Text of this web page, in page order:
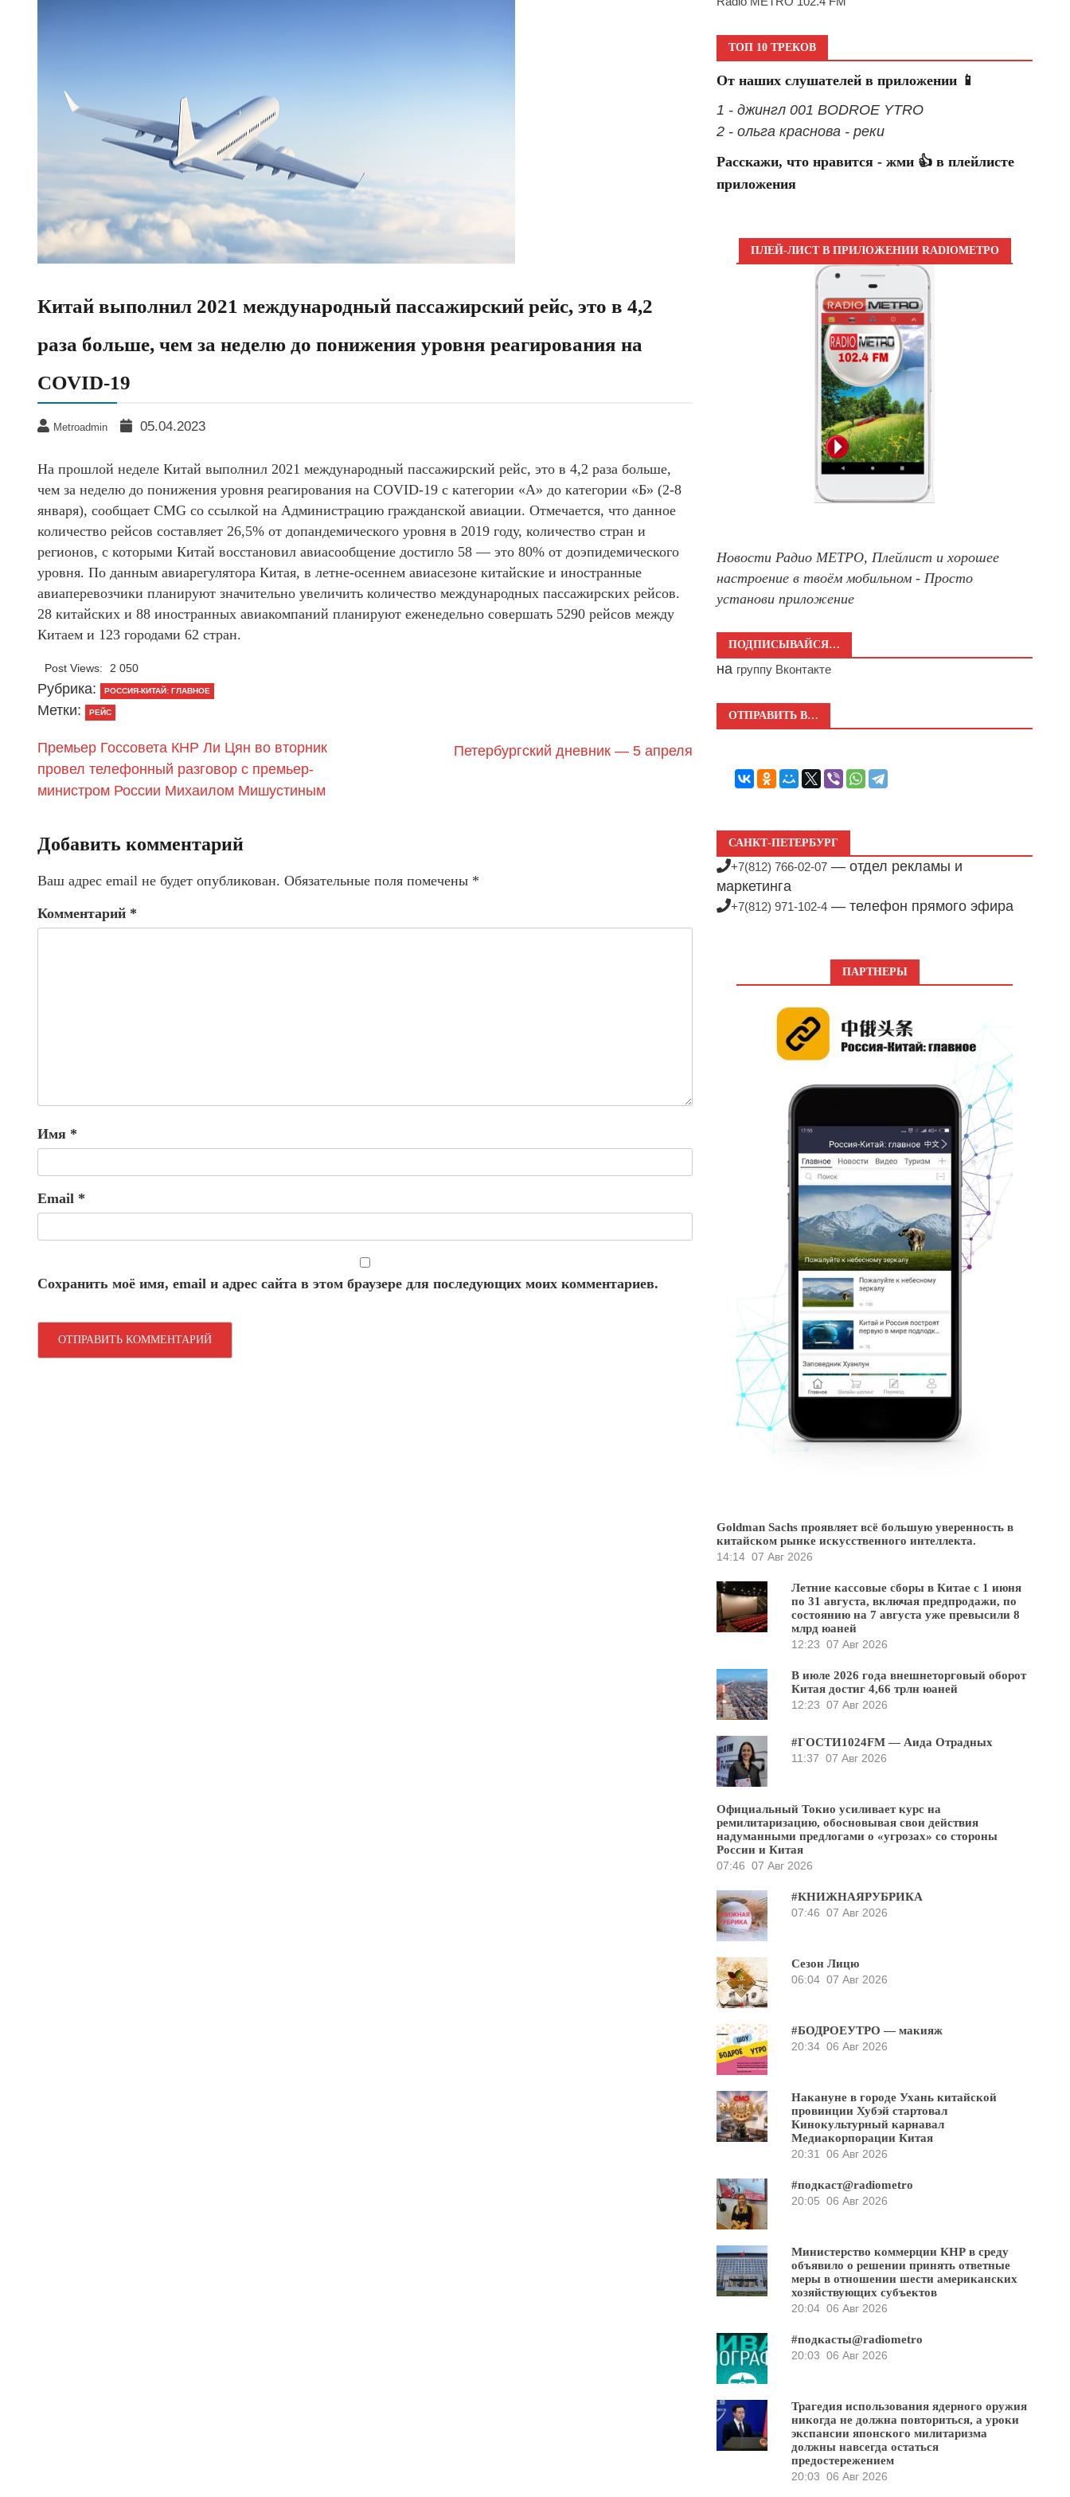
Китай выполнил 2021 международный пассажирский рейс, это в 4,2
раза больше, чем за неделю до понижения уровня реагирования на
COVID-19
Metroadmin 05.04.2023
На прошлой неделе Китай выполнил 2021 международный пассажирский рейс, это в 4,2 раза больше,
чем за неделю до понижения уровня реагирования на COVID-19 с категории «А» до категории «Б» (2-8
января), сообщает CMG со ссылкой на Администрацию гражданской авиации. Отмечается, что данное
количество рейсов составляет 26,5% от допандемического уровня в 2019 году, количество стран и
регионов, с которыми Китай восстановил авиасообщение достигло 58 — это 80% от доэпидемического
уровня. По данным авиарегулятора Китая, в летне-осеннем авиасезоне китайские и иностранные
авиаперевозчики планируют значительно увеличить количество международных пассажирских рейсов.
28 китайских и 88 иностранных авиакомпаний планируют еженедельно совершать 5290 рейсов между
Китаем и 123 городами 62 стран.
Post Views: 2 050
Рубрика: РОССИЯ-КИТАЙ: ГЛАВНОЕ
Метки: РЕЙС
Премьер Госсовета КНР Ли Цян во вторник
провел телефонный разговор с премьер-
министром России Михаилом Мишустиным
Петербургский дневник — 5 апреля
Добавить комментарий
Ваш адрес email не будет опубликован. Обязательные поля помечены *
Комментарий *
Имя *
Email *
Сохранить моё имя, email и адрес сайта в этом браузере для последующих моих комментариев.
ТОП 10 ТРЕКОВ
От наших слушателей в приложении 📱
1 - джингл 001 BODROE YTRO
2 - ольга краснова - реки
Расскажи, что нравится - жми 👍 в плейлисте
приложения
ПЛЕЙ-ЛИСТ В ПРИЛОЖЕНИИ RADIOМЕТРО
Новости Радио МЕТРО, Плейлист и хорошее
настроение в твоём мобильном - Просто
установи приложение
ПОДПИСЫВАЙСЯ…
на группу Вконтакте
ОТПРАВИТЬ В…
САНКТ-ПЕТЕРБУРГ
+7(812) 766-02-07 — отдел рекламы и
маркетинга
+7(812) 971-102-4 — телефон прямого эфира
ПАРТНЕРЫ
Goldman Sachs проявляет всё большую уверенность в
китайском рынке искусственного интеллекта.
14:14 07 Авг 2026
Летние кассовые сборы в Китае с 1 июня
по 31 августа, включая предпродажи, по
состоянию на 7 августа уже превысили 8
млрд юаней
12:23 07 Авг 2026
В июле 2026 года внешнеторговый оборот
Китая достиг 4,66 трлн юаней
12:23 07 Авг 2026
#ГОСТИ1024FM — Аида Отрадных
11:37 07 Авг 2026
Официальный Токио усиливает курс на
ремилитаризацию, обосновывая свои действия
надуманными предлогами о «угрозах» со стороны
России и Китая
07:46 07 Авг 2026
#КНИЖНАЯРУБРИКА
07:46 07 Авг 2026
Сезон Лицю
06:04 07 Авг 2026
#БОДРОЕУТРО — макияж
20:34 06 Авг 2026
Накануне в городе Ухань китайской
провинции Хубэй стартовал
Кинокультурный карнавал
Медиакорпорации Китая
20:31
06 Авг 2026
#подкаст@radiometro
20:05 06 Авг 2026
Министерство коммерции КНР в среду
объявило о решении принять ответные
меры в отношении шести американских
хозяйствующих субъектов
20:04 06 Авг 2026
#подкасты@radiometro
20:03 06 Авг 2026
Трагедия использования ядерного оружия
никогда не должна повториться, а уроки
экспансии японского милитаризма
должны навсегда остаться
предостережением
20:03 06 Авг 2026